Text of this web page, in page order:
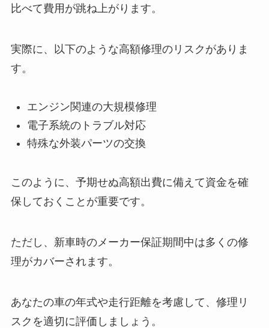
比べて費用が跳ね上がります。
実際に、以下のような高額修理のリスクがありま
す。
エンジン関連の大規模修理
電子系統のトラブル対応
特殊な外装パーツの交換
このように、予期せぬ高額出費に備えて資金を確
保しておくことが重要です。
ただし、新車時のメーカー保証期間中は多くの修
理がカバーされます。
あなたの車の年式や走行距離を考慮して、修理リ
スクを適切に評価しましょう。